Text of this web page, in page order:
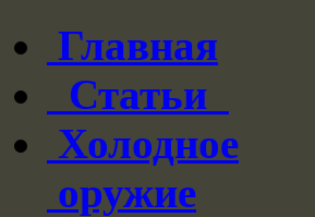
Главная
Статьи
Холодное
оружие